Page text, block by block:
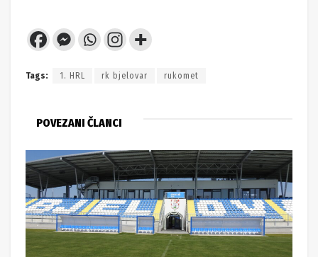
Tags: 1. HRL rk bjelovar rukomet
POVEZANI ČLANCI